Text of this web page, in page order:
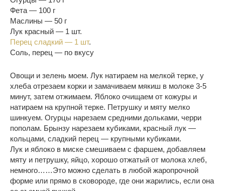
Фета — 100 г
Маслины — 50 г
Лук красный — 1 шт.
Перец сладкий — 1 шт.
Соль, перец — по вкусу
Овощи и зелень моем. Лук натираем на мелкой терке, у
хлеба отрезаем корки и замачиваем мякиш в молоке 3-5
минут, затем отжимаем. Яблоко очищаем от кожуры и
натираем на крупной терке. Петрушку и мяту мелко
шинкуем. Огурцы нарезаем средними дольками, черри
пополам. Брынзу нарезаем кубиками, красный лук —
кольцами, сладкий перец — крупными кубиками.
Лук и яблоко в миске смешиваем с фаршем, добавляем
мяту и петрушку, яйцо, хорошо отжатый от молока хлеб,
немного……Это можно сделать в любой жаропрочной
форме или прямо в сковороде, где они жарились, если она